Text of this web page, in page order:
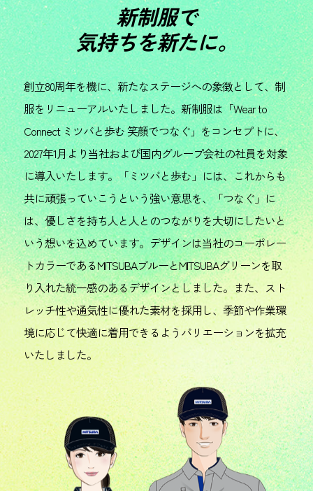
新制服で
気持ちを新たに。
創立80周年を機に、新たなステージへの象徴として、制
服をリニューアルいたしました。新制服は「Wear to
Connect ミツバと歩む 笑顔でつなぐ」をコンセプトに、
2027年1月より当社および国内グループ会社の社員を対象
に導入いたします。「ミツバと歩む」には、これからも
共に頑張っていこうという強い意思を、「つなぐ」に
は、優しさを持ち人と人とのつながりを大切にしたいと
いう想いを込めています。デザインは当社のコーポレー
トカラーであるMITSUBAブルーとMITSUBAグリーンを取
り入れた統一感のあるデザインとしました。また、スト
レッチ性や通気性に優れた素材を採用し、季節や作業環
境に応じて快適に着用できるようバリエーションを拡充
いたしました。